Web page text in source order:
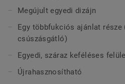
helyreállításáról híres, mely
meghosszabbítja a termék
tartósságot biztosít.
Kifejezetten az iQ Granit és iQ
színkombinációra tervezték.
Acoustic változatban is kapható
Megújult egyedi dizájn
Egy többfukciós ajánlat része
csúszásgátló)
Egyedi, száraz keféléses
Újrahasznosítható